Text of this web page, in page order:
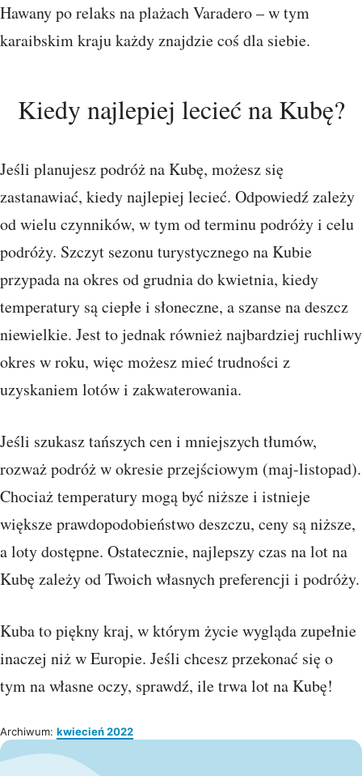
Hawany po relaks na plażach Varadero – w tym
karaibskim kraju każdy znajdzie coś dla siebie.
Kiedy najlepiej lecieć na Kubę?
Jeśli planujesz podróż na Kubę, możesz się
zastanawiać, kiedy najlepiej lecieć. Odpowiedź zależy
od wielu czynników, w tym od terminu podróży i celu
podróży. Szczyt sezonu turystycznego na Kubie
przypada na okres od grudnia do kwietnia, kiedy
temperatury są ciepłe i słoneczne, a szanse na deszcz
niewielkie. Jest to jednak również najbardziej ruchliwy
okres w roku, więc możesz mieć trudności z
uzyskaniem lotów i zakwaterowania.
Jeśli szukasz tańszych cen i mniejszych tłumów,
rozważ podróż w okresie przejściowym (maj-listopad).
Chociaż temperatury mogą być niższe i istnieje
większe prawdopodobieństwo deszczu, ceny są niższe,
a loty dostępne. Ostatecznie, najlepszy czas na lot na
Kubę zależy od Twoich własnych preferencji i podróży.
Kuba to piękny kraj, w którym życie wygląda zupełnie
inaczej niż w Europie. Jeśli chcesz przekonać się o
tym na własne oczy, sprawdź, ile trwa lot na Kubę!
Archiwum: kwiecień 2022